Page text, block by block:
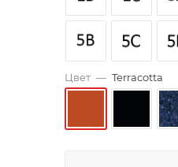
Цвет — Terracotta